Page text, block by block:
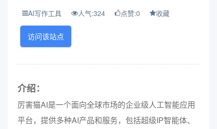
景： 随着人工智能的快速发展和市场...
AI写作工具 人气:324 点赞:0 收藏
访问该站点
介绍：
厉害猫AI是一个面向全球市场的企业级人工智能应用
平台，提供多种AI产品和服务，包括超级IP智能体、